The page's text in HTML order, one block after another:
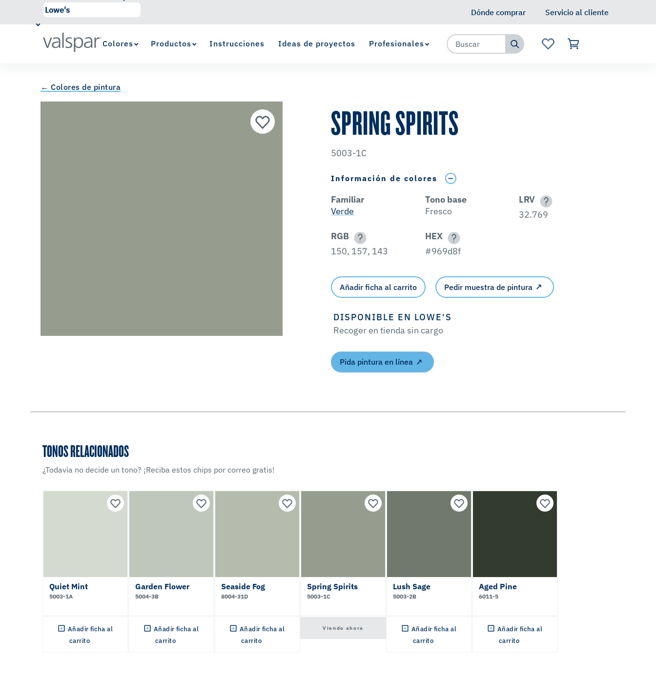
Dónde comprar
Servicio al cliente
Colores Productos Instrucciones Ideas de proyectos Profesionales
← Colores de pintura
SPRING SPIRITS
5003-1C
Información de colores
Familiar
Verde
Tono base
Fresco
LRV
32.769
RGB
150, 157, 143
HEX
#969d8f
Añadir ficha al carrito Pedir muestra de pintura
DISPONIBLE EN LOWE'S
Recoger en tienda sin cargo
Pida pintura en línea
TONOS RELACIONADOS
¿Todavía no decide un tono? ¡Reciba estos chips por correo gratis!
Quiet Mint
5003-1A
Añadir ficha al
carrito
Garden Flower
5004-3B
Añadir ficha al
carrito
Seaside Fog
8004-31D
Añadir ficha al
carrito
Spring Spirits
5003-1C
Viendo ahora
Lush Sage
5003-2B
Añadir ficha al
carrito
Aged Pine
6011-5
Añadir ficha al
carrito